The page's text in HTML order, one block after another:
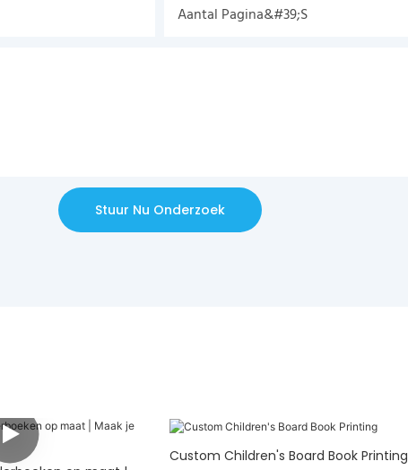
Aantal Pagina&#39;s
Stuur Nu Onderzoek
Custom Children's Board Book Printing